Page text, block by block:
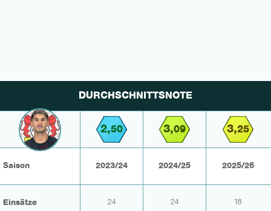
DURCHSCHNITTSNOTE
2,50 3,09 3,25
Saison 2023/24 2024/25 2025/26
Einsätze 24 24 18